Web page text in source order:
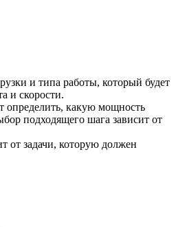
и типа работы, который будет
и скорости.
определить, какую мощность
подходящего шага зависит от
от задачи, которую должен